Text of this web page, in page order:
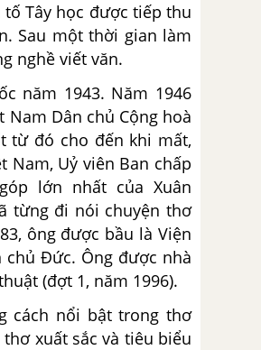
Tây học được tiếp thu
Sau một thời gian làm
nghề viết văn.
năm 1943. Năm 1946
Dân chủ Cộng hoà
từ đó cho đến khi mất,
Nam, Uỷ viên Ban chấp
lớn nhất của Xuân
từng đi nói chuyện thơ
ông được bầu là Viện
chủ Đức. Ông được nhà
(đợt 1, năm 1996).
cách nổi bật trong thơ
xuất sắc và tiêu biểu